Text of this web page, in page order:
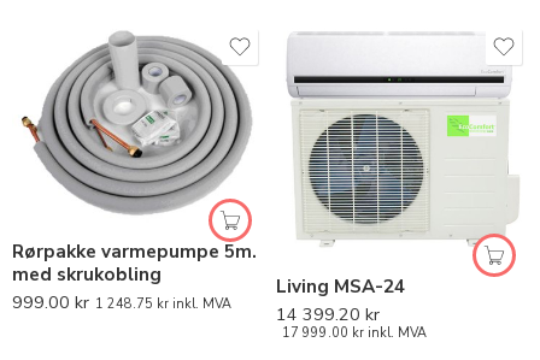
Rørpakke varmepumpe 5m.
med skrukobling
999.00 kr 1 248.75 kr inkl. MVA
Living MSA-24
14 399.20 kr
17 999.00 kr inkl. MVA